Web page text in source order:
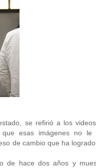
se refirió a los
esas imágenes no le
de cambio que ha
de hace dos años y